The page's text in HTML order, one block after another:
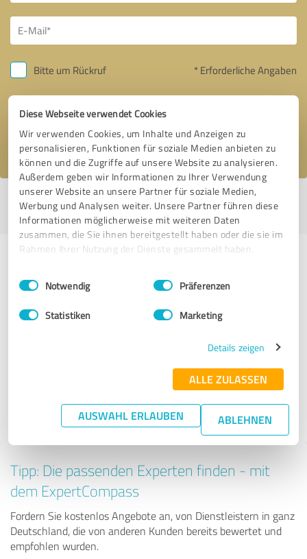
Diese Webseite verwendet Cookies
Wir verwenden Cookies, um Inhalte und Anzeigen zu
personalisieren, Funktionen für soziale Medien anbieten zu
können und die Zugriffe auf unsere Website zu analysieren.
Außerdem geben wir Informationen zu Ihrer Verwendung
unserer Website an unsere Partner für soziale Medien,
Werbung und Analysen weiter. Unsere Partner führen diese
Informationen möglicherweise mit weiteren Daten
zusammen, die Sie ihnen bereitgestellt haben oder die sie im
Rahmen Ihrer Nutzung der Dienste gesammelt haben.
Impressum Datenschutzbestimmungen
Einwilligungsauswahl
Notwendig Präferenzen
Statistiken Marketing
Details zeigen
ALLE ZULASSEN
AUSWAHL ERLAUBEN ABLEHNEN
Bitte um Rückruf * Erforderliche Angaben
Nachricht senden
Ich stimme den Datenschutzbestimmungenzu.
Profil aktiv seit 23.05.2015 |Letzte Aktualisierung: 04.06.2020|Profil
melden
Anbietern aus dem Bereich E-
Tipp: Die passenden Experten finden - mit
dem ExpertCompass
Fordern Sie kostenlos Angebote an, von Dienstleistern in ganz
Deutschland, die von anderen Kunden bereits bewertet und
empfohlen wurden.